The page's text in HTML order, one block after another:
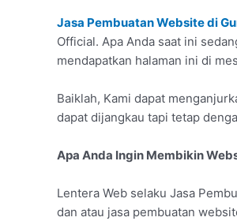
Jasa Pembuatan Website di
Official. Apa Anda saat ini
mendapatkan halaman ini di
Baiklah, Kami dapat
dapat dijangkau tapi tetap
Apa Anda Ingin Membikin
Lentera Web selaku Jasa
dan atau jasa pembuatan